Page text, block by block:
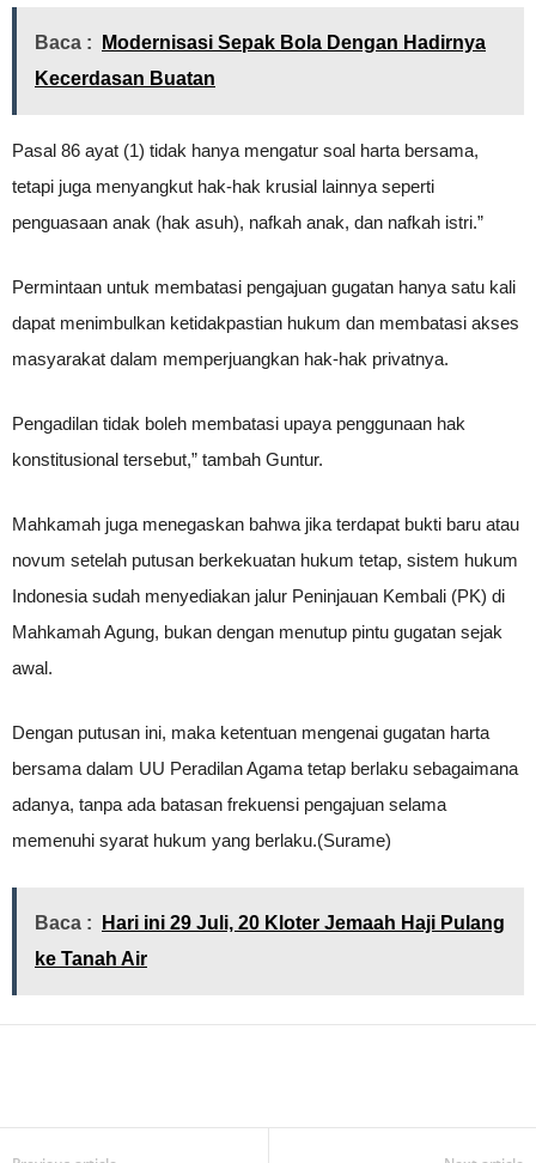
Baca :
Modernisasi Sepak Bola Dengan Hadirnya
Kecerdasan Buatan
Pasal 86 ayat (1) tidak hanya mengatur soal harta bersama,
tetapi juga menyangkut hak-hak krusial lainnya seperti
penguasaan anak (hak asuh), nafkah anak, dan nafkah istri.”
Permintaan untuk membatasi pengajuan gugatan hanya satu kali
dapat menimbulkan ketidakpastian hukum dan membatasi akses
masyarakat dalam memperjuangkan hak-hak privatnya.
Pengadilan tidak boleh membatasi upaya penggunaan hak
konstitusional tersebut,” tambah Guntur.
Mahkamah juga menegaskan bahwa jika terdapat bukti baru atau
novum setelah putusan berkekuatan hukum tetap, sistem hukum
Indonesia sudah menyediakan jalur Peninjauan Kembali (PK) di
Mahkamah Agung, bukan dengan menutup pintu gugatan sejak
awal.
Dengan putusan ini, maka ketentuan mengenai gugatan harta
bersama dalam UU Peradilan Agama tetap berlaku sebagaimana
adanya, tanpa ada batasan frekuensi pengajuan selama
memenuhi syarat hukum yang berlaku.(Surame)
Baca :
Hari ini 29 Juli, 20 Kloter Jemaah Haji Pulang
ke Tanah Air